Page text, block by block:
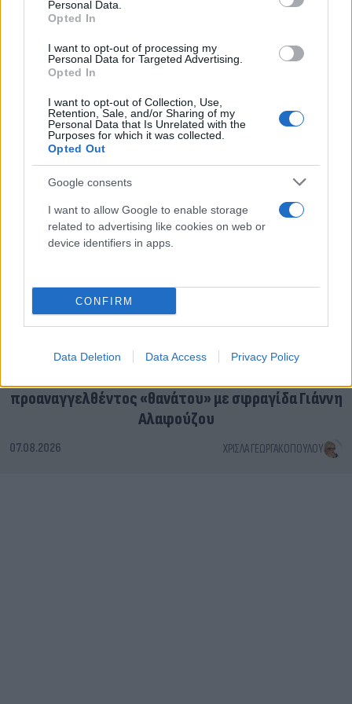
Personal Data.
Opted In
I want to opt-out of processing my
Personal Data for Targeted Advertising.
Opted In
I want to opt-out of Collection, Use,
Retention, Sale, and/or Sharing of my
Personal Data that Is Unrelated with the
Purposes for which it was collected.
Opted Out
Google consents
I want to allow Google to enable storage
related to advertising like cookies on web or
device identifiers in apps.
CONFIRM
Data Deletion Data Access Privacy Policy
προαναγγελθέντος «θανάτου» με σφραγίδα Γιάννη
Αλαφούζου
07.08.2026 ΧΡΊΣΛΑ ΓΕΩΡΓΑΚΟΠΟΎΛΟΥ